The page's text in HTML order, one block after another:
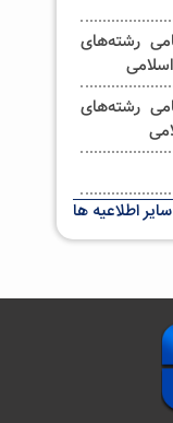
رشته‌های
رشته‌های
سلام الله
سایر اطلاعیه ها